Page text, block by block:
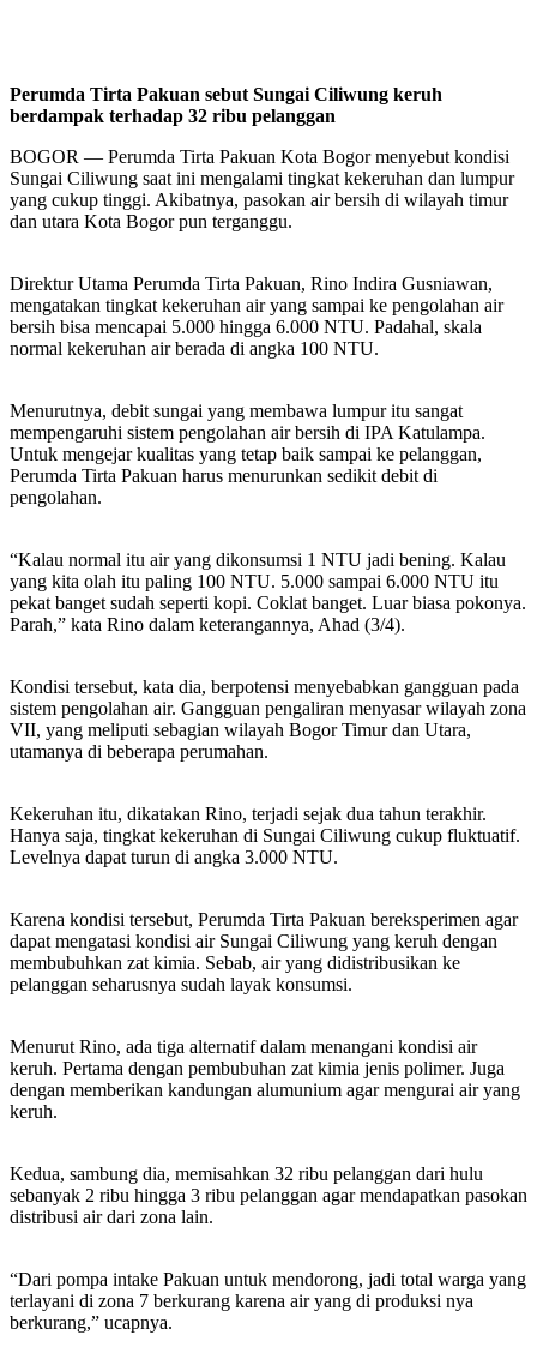
Perumda Tirta Pakuan sebut Sungai Ciliwung keruh
berdampak terhadap 32 ribu pelanggan
BOGOR — Perumda Tirta Pakuan Kota Bogor menyebut kondisi
Sungai Ciliwung saat ini mengalami tingkat kekeruhan dan lumpur
yang cukup tinggi. Akibatnya, pasokan air bersih di wilayah timur
dan utara Kota Bogor pun terganggu.
Direktur Utama Perumda Tirta Pakuan, Rino Indira Gusniawan,
mengatakan tingkat kekeruhan air yang sampai ke pengolahan air
bersih bisa mencapai 5.000 hingga 6.000 NTU. Padahal, skala
normal kekeruhan air berada di angka 100 NTU.
Menurutnya, debit sungai yang membawa lumpur itu sangat
mempengaruhi sistem pengolahan air bersih di IPA Katulampa.
Untuk mengejar kualitas yang tetap baik sampai ke pelanggan,
Perumda Tirta Pakuan harus menurunkan sedikit debit di
pengolahan.
“Kalau normal itu air yang dikonsumsi 1 NTU jadi bening. Kalau
yang kita olah itu paling 100 NTU. 5.000 sampai 6.000 NTU itu
pekat banget sudah seperti kopi. Coklat banget. Luar biasa pokonya.
Parah,” kata Rino dalam keterangannya, Ahad (3/4).
Kondisi tersebut, kata dia, berpotensi menyebabkan gangguan pada
sistem pengolahan air. Gangguan pengaliran menyasar wilayah zona
VII, yang meliputi sebagian wilayah Bogor Timur dan Utara,
utamanya di beberapa perumahan.
Kekeruhan itu, dikatakan Rino, terjadi sejak dua tahun terakhir.
Hanya saja, tingkat kekeruhan di Sungai Ciliwung cukup fluktuatif.
Levelnya dapat turun di angka 3.000 NTU.
Karena kondisi tersebut, Perumda Tirta Pakuan bereksperimen agar
dapat mengatasi kondisi air Sungai Ciliwung yang keruh dengan
membubuhkan zat kimia. Sebab, air yang didistribusikan ke
pelanggan seharusnya sudah layak konsumsi.
Menurut Rino, ada tiga alternatif dalam menangani kondisi air
keruh. Pertama dengan pembubuhan zat kimia jenis polimer. Juga
dengan memberikan kandungan alumunium agar mengurai air yang
keruh.
Kedua, sambung dia, memisahkan 32 ribu pelanggan dari hulu
sebanyak 2 ribu hingga 3 ribu pelanggan agar mendapatkan pasokan
distribusi air dari zona lain.
“Dari pompa intake Pakuan untuk mendorong, jadi total warga yang
terlayani di zona 7 berkurang karena air yang di produksi nya
berkurang,” ucapnya.